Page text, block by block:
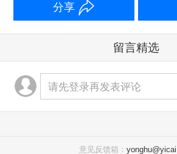
分享
留言精选
请先登录再发表评论
意见反馈箱：